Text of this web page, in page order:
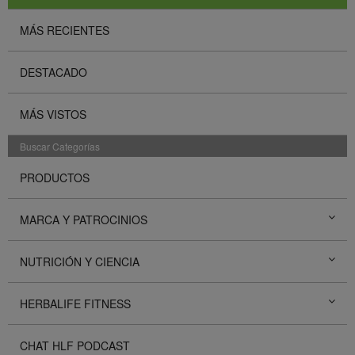
MÁS RECIENTES
DESTACADO
MÁS VISTOS
Buscar Categorías
PRODUCTOS
MARCA Y PATROCINIOS
NUTRICIÓN Y CIENCIA
HERBALIFE FITNESS
CHAT HLF PODCAST